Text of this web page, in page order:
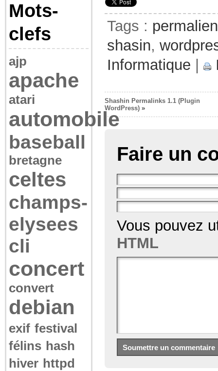
Mots-
clefs
ajp
apache
atari
automobile
baseball
bretagne
celtes
champs-
elysees
cli
concert
convert
debian
exif festival
félins hash
hiver httpd
Tags :
shasin,
Informatique
Shashin Permalinks 1.1 (Plugin
WordPress) »
Faire un
Vous pouvez
HTML